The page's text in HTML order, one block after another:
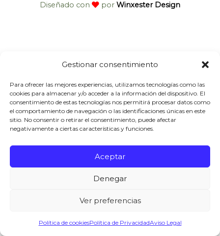
Gestionar consentimiento
Para ofrecer las mejores experiencias, utilizamos tecnologías como las
cookies para almacenar y/o acceder a la información del dispositivo. El
consentimiento de estas tecnologías nos permitirá procesar datos como
el comportamiento de navegación o las identificaciones únicas en este
sitio. No consentir o retirar el consentimiento, puede afectar
negativamente a ciertas características y funciones.
Aceptar
Denegar
Ver preferencias
Política de cookiesPolítica de PrivacidadAviso Legal
Diseñado con por Winxester Design